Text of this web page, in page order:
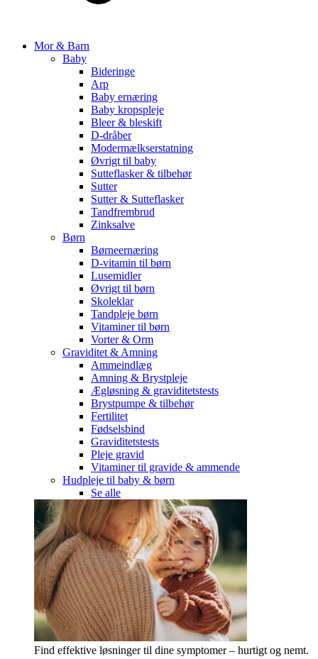
Mor & Barn
Baby
Bideringe
Arp
Baby ernæring
Baby kropspleje
Bleer & bleskift
D-dråber
Modermælkserstatning
Øvrigt til baby
Sutteflasker & tilbehør
Sutter
Sutter & Sutteflasker
Tandfrembrud
Zinksalve
Børn
Børneernæring
D-vitamin til børn
Lusemidler
Øvrigt til børn
Skoleklar
Tandpleje børn
Vitaminer til børn
Vorter & Orm
Graviditet & Amning
Ammeindlæg
Amning & Brystpleje
Ægløsning & graviditetstests
Brystpumpe & tilbehør
Fertilitet
Fødselsbind
Graviditetstests
Pleje gravid
Vitaminer til gravide & ammende
Hudpleje til baby & børn
Se alle
Find effektive løsninger til dine symptomer – hurtigt og nemt.